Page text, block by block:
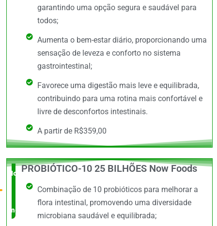
garantindo uma opção segura e saudável para
todos;
Aumenta o bem-estar diário, proporcionando uma
sensação de leveza e conforto no sistema
gastrointestinal;
Favorece uma digestão mais leve e equilibrada,
contribuindo para uma rotina mais confortável e
livre de desconfortos intestinais.
A partir de R$359,00
Novidade
no
mercado
PROBIÓTICO-10 25 BILHÕES Now Foods
Combinação de 10 probióticos para melhorar a
flora intestinal, promovendo uma diversidade
microbiana saudável e equilibrada;